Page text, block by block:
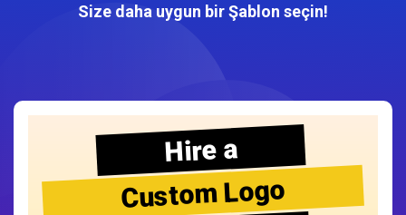
Size daha uygun bir Şablon seçin!
Hire a
Custom Logo